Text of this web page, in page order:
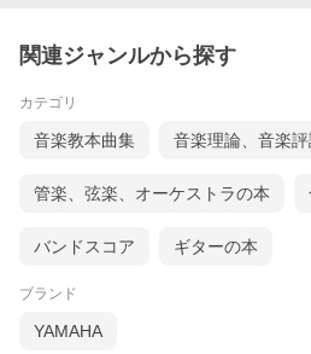
関連ジャンルから探す
カテゴリ
音楽教本曲集 音楽理論、音楽
管楽、弦楽、オーケストラの本
バンドスコア ギターの本
ブランド
YAMAHA